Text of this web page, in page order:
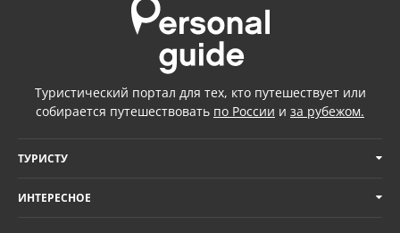
Туристический портал для тех, кто путешествует или
собирается путешествовать по России и за рубежом.
ТУРИСТУ
ИНТЕРЕСНОЕ